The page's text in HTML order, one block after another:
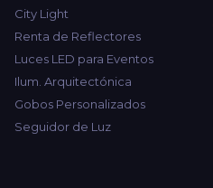
City Light
Renta de Reflectores
Luces LED para Eventos
Ilum. Arquitectónica
Gobos Personalizados
Seguidor de Luz